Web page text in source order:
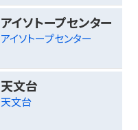
アイソトープセンター
アイソトープセンター
天文台
天文台